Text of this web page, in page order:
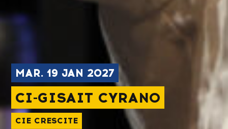
MAR.19 JAN 2027
CI-GISAIT CYRANO
CIE CRESCITE